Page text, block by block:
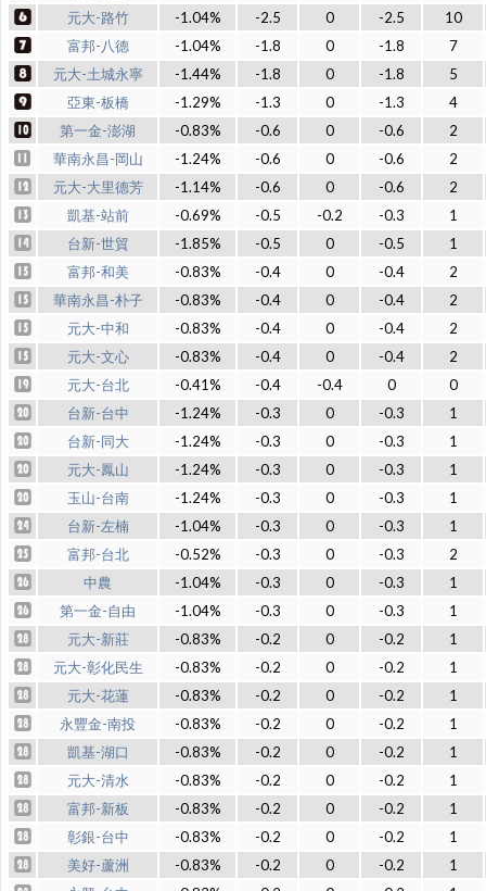
元大-路竹
-1.04% -2.5 0 -2.5
10
富邦-八德
-1.04% -1.8 0 -1.8
7
元大-土城永寧
-1.44% -1.8 0 -1.8
5
亞東-板橋
-1.29% -1.3 0 -1.3
4
第一金-澎湖
-0.83% -0.6 0 -0.6
2
華南永昌-岡山
-1.24% -0.6 0 -0.6
2
元大-大里德芳
-1.14% -0.6 0 -0.6
2
凱基-站前
-0.69% -0.5 -0.2 -0.3
1
台新-世貿
-1.85% -0.5 0 -0.5
1
富邦-和美
-0.83% -0.4 0 -0.4
2
華南永昌-朴子
-0.83% -0.4 0 -0.4
2
元大-中和
-0.83% -0.4 0 -0.4
2
元大-文心
-0.83% -0.4 0 -0.4
2
元大-台北
-0.41% -0.4 -0.4 0
0
台新-台中
-1.24% -0.3 0 -0.3
1
台新-同大
-1.24% -0.3 0 -0.3
1
元大-鳳山
-1.24% -0.3 0 -0.3
1
玉山-台南
-1.24% -0.3 0 -0.3
1
台新-左楠
-1.04% -0.3 0 -0.3
1
富邦-台北
-0.52% -0.3 0 -0.3
2
中農
-1.04% -0.3 0 -0.3
1
第一金-自由
-1.04% -0.3 0 -0.3
1
元大-新莊
-0.83% -0.2 0 -0.2
1
元大-彰化民生
-0.83% -0.2 0 -0.2
1
元大-花蓮
-0.83% -0.2 0 -0.2
1
永豐金-南投
-0.83% -0.2 0 -0.2
1
凱基-湖口
-0.83% -0.2 0 -0.2
1
元大-清水
-0.83% -0.2 0 -0.2
1
富邦-新板
-0.83% -0.2 0 -0.2
1
彰銀-台中
-0.83% -0.2 0 -0.2
1
美好-蘆洲
-0.83% -0.2 0 -0.2
1